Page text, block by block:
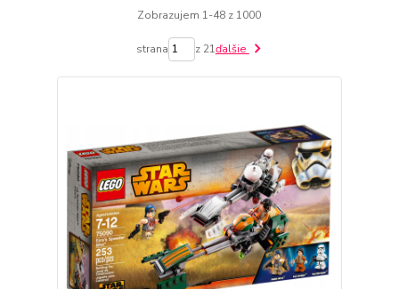
Zobrazujem 1-48 z 1000
strana z 21ďalšie